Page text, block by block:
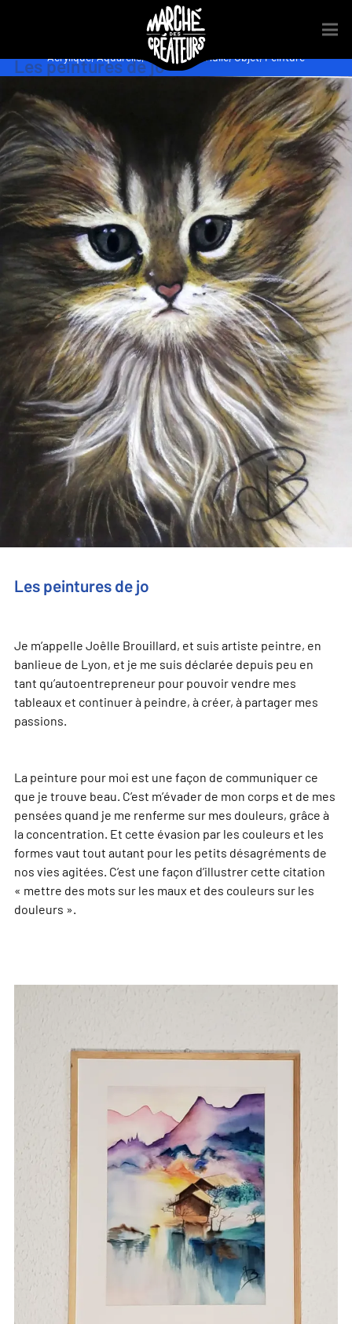
Les peintures de jo
Acrylique,Aquarelle, Décoration Huile,Objet,Peinture
Les peintures de jo
Je m’appelle Joêlle Brouillard, et suis artiste peintre, en
banlieue de Lyon, et je me suis déclarée depuis peu en
tant qu’autoentrepreneur pour pouvoir vendre mes
tableaux et continuer à peindre, à créer, à partager mes
passions.
La peinture pour moi est une façon de communiquer ce
que je trouve beau. C’est m’évader de mon corps et de mes
pensées quand je me renferme sur mes douleurs, grâce à
la concentration. Et cette évasion par les couleurs et les
formes vaut tout autant pour les petits désagréments de
nos vies agitées. C’est une façon d’illustrer cette citation
« mettre des mots sur les maux et des couleurs sur les
douleurs ».